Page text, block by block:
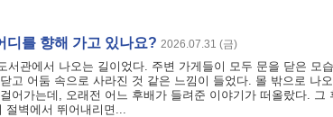
디를 향해 가고 있나요? 2026.07.31 (금)
서관에서 나오는 길이었다. 주변 가게들이 모두 문을 닫은 모
고 어둠 속으로 사라진 것 같은 느낌이 들었다. 몰 밖으로 나
어가는데, 오래전 어느 후배가 들려준 이야기가 떠올랐다.
절벽에서 뛰어내리면...